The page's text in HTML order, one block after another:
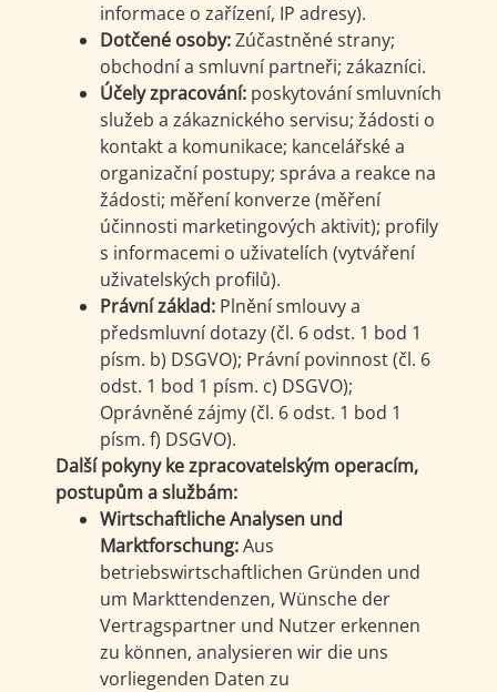
informace o zařízení, IP adresy).
Dotčené osoby:Zúčastněné strany;
obchodní a smluvní partneři; zákazníci.
Účely zpracování: poskytování smluvních
služeb a zákaznického servisu; žádosti o
kontakt a komunikace; kancelářské a
organizační postupy; správa a reakce na
žádosti; měření konverze (měření
účinnosti marketingových aktivit); profily
s informacemi o uživatelích (vytváření
uživatelských profilů).
Právní základ: Plnění smlouvy a
předsmluvní dotazy (čl. 6 odst. 1 bod 1
písm. b) DSGVO); Právní povinnost (čl. 6
odst. 1 bod 1 písm. c) DSGVO);
Oprávněné zájmy (čl. 6 odst. 1 bod 1
písm. f) DSGVO).
Další pokyny ke zpracovatelským operacím,
postupům a službám:
Wirtschaftliche Analysen und
Marktforschung:Aus
betriebswirtschaftlichen Gründen und
um Markttendenzen, Wünsche der
Vertragspartner und Nutzer erkennen
zu können, analysieren wir die uns
vorliegenden Daten zu